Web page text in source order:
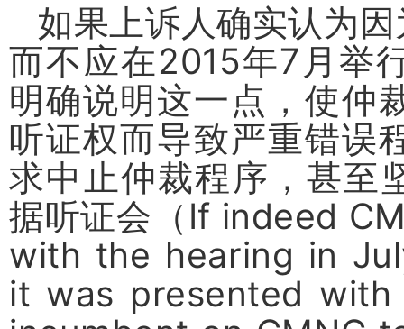
如果上诉人确实认为
而不应在2015年7 月举
明确说明这一点，使仲
听证权而导致严重错误
求中止仲裁程序，甚至
据听证会（ If indeed
with the hearing in
it was presented